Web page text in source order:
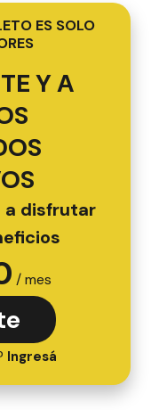
ES SOLO
Y A
a disfrutar
/ mes
Ingresá